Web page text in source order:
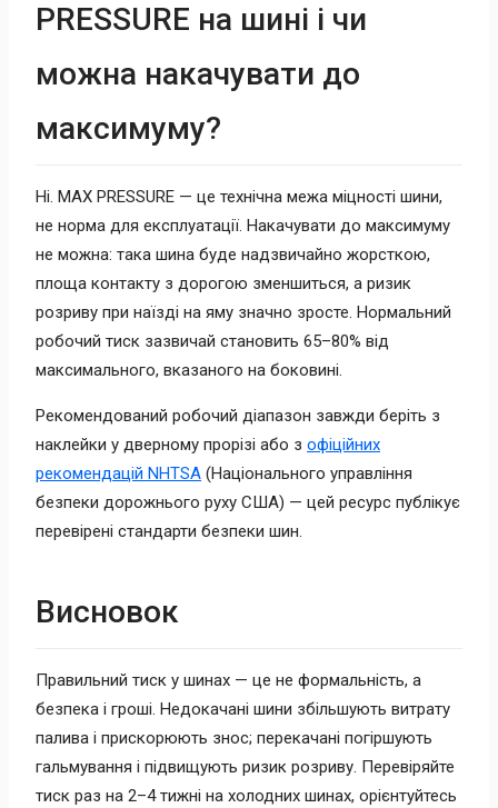
PRESSURE на шині і чи
можна накачувати до
максимуму?
Ні. MAX PRESSURE — це технічна межа міцності шини,
не норма для експлуатації. Накачувати до максимуму
не можна: така шина буде надзвичайно жорсткою,
площа контакту з дорогою зменшиться, а ризик
розриву при наїзді на яму значно зросте. Нормальний
робочий тиск зазвичай становить 65–80% від
максимального, вказаного на боковині.
Рекомендований робочий діапазон завжди беріть з
наклейки у дверному прорізі або з офіційних
рекомендацій NHTSA (Національного управління
безпеки дорожнього руху США) — цей ресурс публікує
перевірені стандарти безпеки шин.
Висновок
Правильний тиск у шинах — це не формальність, а
безпека і гроші. Недокачані шини збільшують витрату
палива і прискорюють знос; перекачані погіршують
гальмування і підвищують ризик розриву. Перевіряйте
тиск раз на 2–4 тижні на холодних шинах, орієнтуйтесь